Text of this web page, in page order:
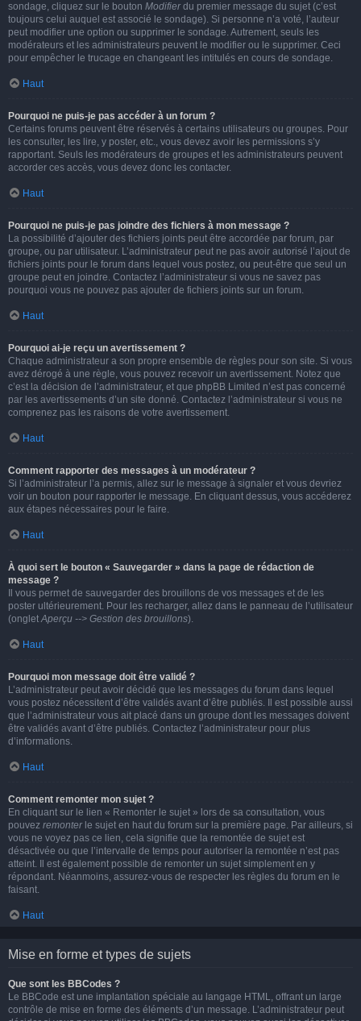
sondage, cliquez sur le bouton Modifierdu premier message du sujet (c’est
toujours celui auquel est associé le sondage). Si personne n’a voté, l’auteur
peut modifier une option ou supprimer le sondage. Autrement, seuls les
modérateurs et les administrateurs peuvent le modifier ou le supprimer. Ceci
pour empêcher le trucage en changeant les intitulés en cours de sondage.
Haut
Pourquoi ne puis-je pas accéder à un forum ?
Certains forums peuvent être réservés à certains utilisateurs ou groupes. Pour
les consulter, les lire, y poster, etc., vous devez avoir les permissions s’y
rapportant. Seuls les modérateurs de groupes et les administrateurs peuvent
accorder ces accès, vous devez donc les contacter.
Haut
Pourquoi ne puis-je pas joindre des fichiers à mon message ?
La possibilité d’ajouter des fichiers joints peut être accordée par forum, par
groupe, ou par utilisateur. L’administrateur peut ne pas avoir autorisé l’ajout de
fichiers joints pour le forum dans lequel vous postez, ou peut-être que seul un
groupe peut en joindre. Contactez l’administrateur si vous ne savez pas
pourquoi vous ne pouvez pas ajouter de fichiers joints sur un forum.
Haut
Pourquoi ai-je reçu un avertissement ?
Chaque administrateur a son propre ensemble de règles pour son site. Si vous
avez dérogé à une règle, vous pouvez recevoir un avertissement. Notez que
c’est la décision de l’administrateur, et que phpBB Limited n’est pas concerné
par les avertissements d’un site donné. Contactez l’administrateur si vous ne
comprenez pas les raisons de votre avertissement.
Haut
Comment rapporter des messages à un modérateur ?
Si l’administrateur l’a permis, allez sur le message à signaler et vous devriez
voir un bouton pour rapporter le message. En cliquant dessus, vous accéderez
aux étapes nécessaires pour le faire.
Haut
À quoi sert le bouton « Sauvegarder » dans la page de rédaction de
message ?
Il vous permet de sauvegarder des brouillons de vos messages et de les
poster ultérieurement. Pour les recharger, allez dans le panneau de l’utilisateur
(ongletAperçu --> Gestion des brouillons).
Haut
Pourquoi mon message doit être validé ?
L’administrateur peut avoir décidé que les messages du forum dans lequel
vous postez nécessitent d’être validés avant d’être publiés. Il est possible aussi
que l’administrateur vous ait placé dans un groupe dont les messages doivent
être validés avant d’être publiés. Contactez l’administrateur pour plus
d’informations.
Haut
Comment remonter mon sujet ?
En cliquant sur le lien « Remonter le sujet » lors de sa consultation, vous
pouvez remonterle sujet en haut du forum sur la première page. Par ailleurs, si
vous ne voyez pas ce lien, cela signifie que la remontée de sujet est
désactivée ou que l’intervalle de temps pour autoriser la remontée n’est pas
atteint. Il est également possible de remonter un sujet simplement en y
répondant. Néanmoins, assurez-vous de respecter les règles du forum en le
faisant.
Haut
Mise en forme et types de sujets
Que sont les BBCodes ?
Le BBCode est une implantation spéciale au langage HTML, offrant un large
contrôle de mise en forme des éléments d’un message. L’administrateur peut